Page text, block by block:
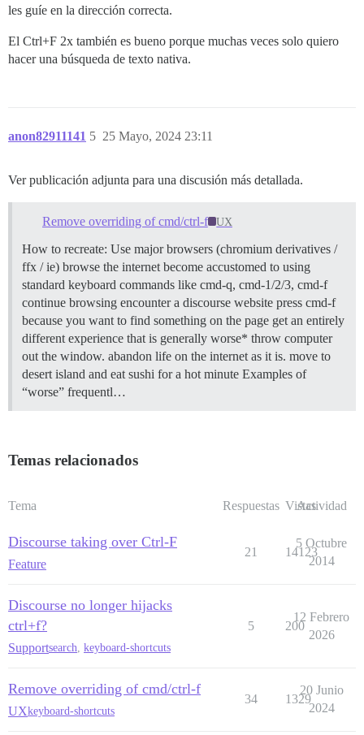
les guíe en la dirección correcta.
El Ctrl+F 2x también es bueno porque muchas veces solo quiero
hacer una búsqueda de texto nativa.
anon82911141 25 Mayo, 2024 23:11
5
Ver publicación adjunta para una discusión más detallada.
Remove overriding of cmd/ctrl-f UX
How to recreate: Use major browsers (chromium derivatives /
ffx / ie) browse the internet become accustomed to using
standard keyboard commands like cmd-q, cmd-1/2/3, cmd-f
continue browsing encounter a discourse website press cmd-f
because you want to find something on the page get an entirely
different experience that is generally worse* throw computer
out the window. abandon life on the internet as it is. move to
desert island and eat sushi for a hot minute Examples of
“worse” frequentl…
Temas relacionados
Tema Respuestas Vistas
Actividad
Discourse taking over Ctrl-F
Feature
21 14123
5 Octubre
2014
Discourse no longer hijacks
ctrl+f?
Supportsearch, keyboard-shortcuts
5 200
12 Febrero
2026
Remove overriding of cmd/ctrl-f
UXkeyboard-shortcuts
34 1329
20 Junio
2024